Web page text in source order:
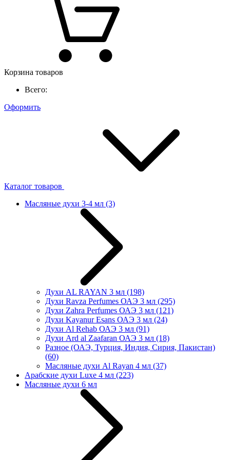
Корзина товаров
Всего:
Оформить
Каталог товаров
Масляные духи 3-4 мл (3)
Духи AL RAYAN 3 мл (198)
Духи Ravza Perfumes ОАЭ 3 мл (295)
Духи Zahra Perfumes ОАЭ 3 мл (121)
Духи Kayanur Esans ОАЭ 3 мл (24)
Духи Al Rehab ОАЭ 3 мл (91)
Духи Ard al Zaafaran ОАЭ 3 мл (18)
Разное (ОАЭ, Турция, Индия, Сирия, Пакистан)
(60)
Масляные духи Al Rayan 4 мл (37)
Арабские духи Luxe 4 мл (223)
Масляные духи 6 мл